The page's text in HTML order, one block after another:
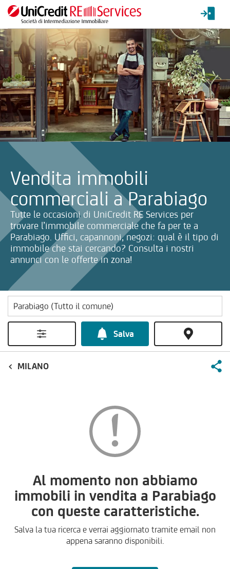
Vendita immobili
commerciali a Parabiago
Tutte le occasioni di UniCredit RE Services per
trovare l’immobile commerciale che fa per te a
Parabiago. Uffici, capannoni, negozi: qual è il tipo di
immobile che stai cercando? Consulta i nostri
annunci con le offerte in zona!
La ricerca verrà inviata automaticamente alla selezione delle
Salva
MILANO
Al momento non abbiamo
immobili in vendita a Parabiago
con queste caratteristiche.
Salva la tua ricerca e verrai aggiornato tramite email non
appena saranno disponibili.